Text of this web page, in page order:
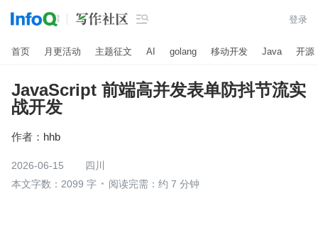
 登录
首页 月更活动 主题征文 AI golang 移动开发 Java 开源
JavaScript 前端高并发表单防抖节流实
战开发
作者： hhb
2026-06-15
四川
本文字数：2099 字
阅读完需：约 7 分钟